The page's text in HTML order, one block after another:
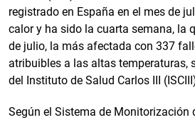
registrado en España en el mes de
calor y ha sido la cuarta semana, la
de julio, la más afectada con 337
atribuibles a las altas temperaturas,
del Instituto de Salud Carlos III
Según el Sistema de Monitorización